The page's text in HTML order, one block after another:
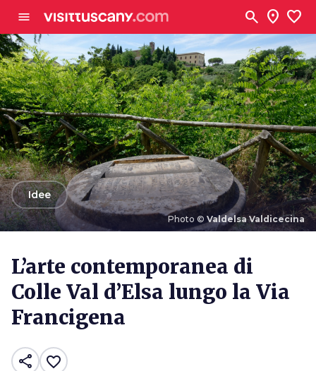
menu search location_on favorite
Photo © Valdelsa Valdicecina
arrow_backIdee
L’arte contemporanea di
Colle Val d’Elsa lungo la Via
Francigena
share favorite_border